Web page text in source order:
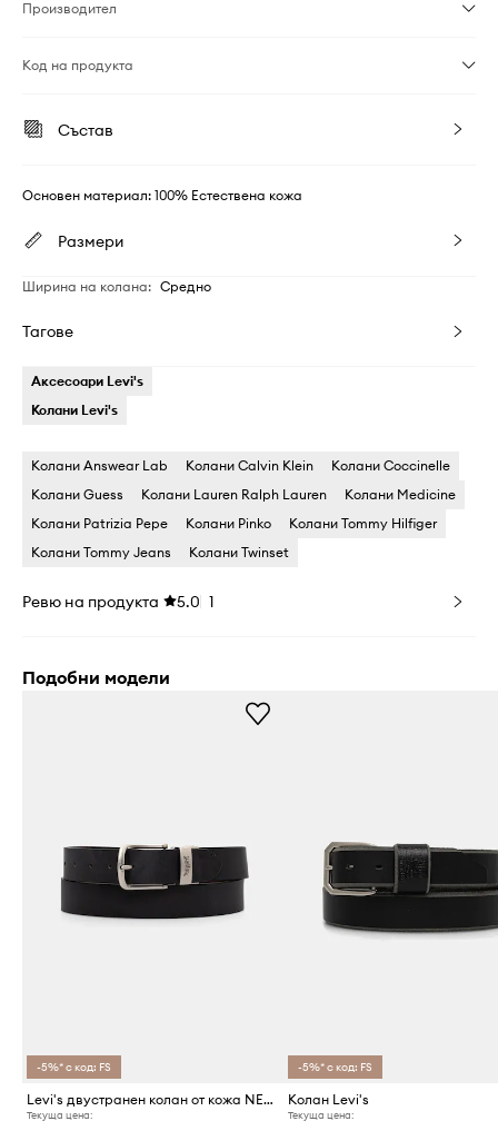
Производител
Код на продукта
Състав
Основен материал: 100% Естествена кожа
Размери
Ширина на колана: Средно
Тагове
Аксесоари Levi's
Колани Levi's
Колани Answear Lab Колани Calvin Klein
Колани Coccinelle
Колани Guess
Колани Lauren Ralph Lauren
Колани Medicine
Колани Patrizia Pepe
Колани Pinko
Колани Tommy Hilfiger
Колани Tommy Jeans
Колани Twinset
Ревю на продукта 5.0 1
Подобни модели
-5%* с код: FS
Levi's двустранен колан от кожа NEW REVERSIBLE
Текуща цена:
-5%* с код: FS
Колан Levi's
Текуща цена: